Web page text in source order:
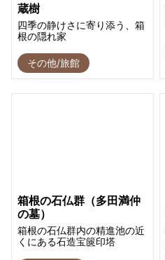
蔵樹
四季の静けさに寄り添う、箱
根の隠れ家
その他/旅館
箱根の石仏群（多田満仲
の墓）
箱根の石仏群内の精進池の近
くにある石造宝篋印塔